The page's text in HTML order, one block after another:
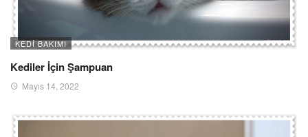
KEDI BAKIMI
Kediler İçin Şampuan
Mayıs 14, 2022